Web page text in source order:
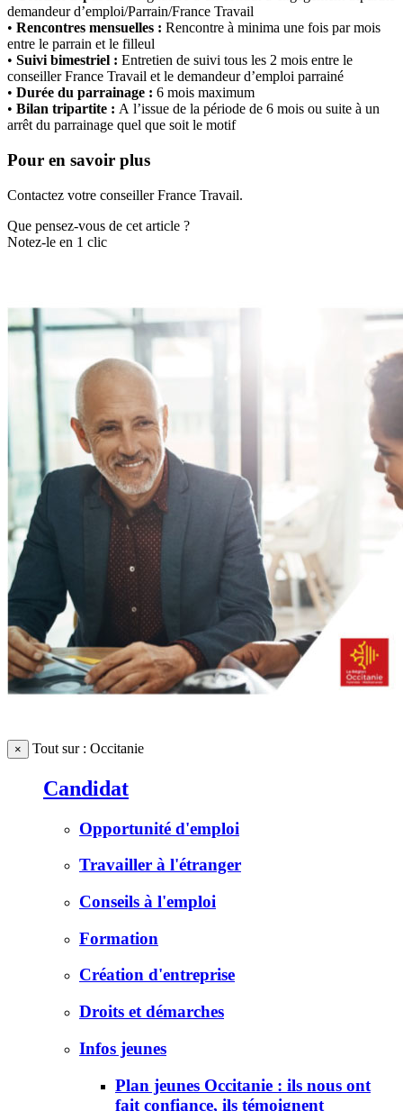
demandeur d’emploi/Parrain/France Travail
• Rencontres mensuelles : Rencontre à minima une fois par mois
entre le parrain et le filleul
• Suivi bimestriel : Entretien de suivi tous les 2 mois entre le
conseiller France Travail et le demandeur d’emploi parrainé
• Durée du parrainage : 6 mois maximum
• Bilan tripartite : A l’issue de la période de 6 mois ou suite à un
arrêt du parrainage quel que soit le motif
Pour en savoir plus
Contactez votre conseiller France Travail.
Que pensez-vous de cet article ?
Notez-le en 1 clic
× Tout sur : Occitanie
Candidat
Opportunité d'emploi
Travailler à l'étranger
Conseils à l'emploi
Formation
Création d'entreprise
Droits et démarches
Infos jeunes
Plan jeunes Occitanie : ils nous ont
fait confiance, ils témoignent